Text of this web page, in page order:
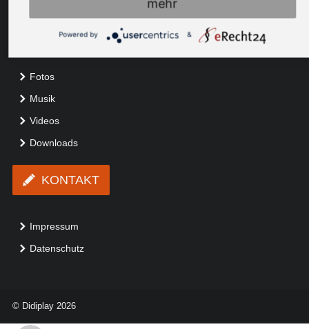
03671 531533
kontakt@didiplay.de
Fotos
Musik
Videos
Downloads
KONTAKT
Impressum
Datenschutz
© Didiplay 2026
mehr
Powered by &